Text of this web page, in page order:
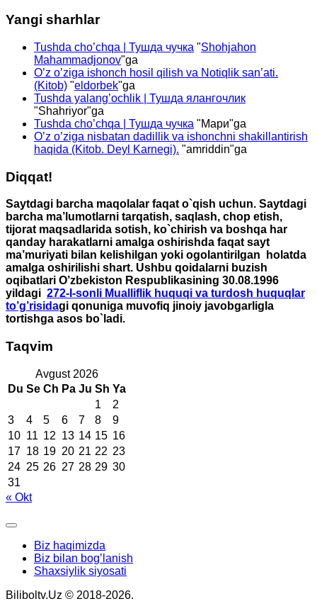
Yangi sharhlar
Tushda cho’chqa | Тушда чучка "Shohjahon
Mahammadjonov"ga
O’z o’ziga ishonch hosil qilish va Notiqlik san’ati.
(Kitob) "eldorbek"ga
Tushda yalang’ochlik | Тушда ялангочлик
"Shahriyor"ga
Tushda cho’chqa | Тушда чучка "Мари"ga
O’z o’ziga nisbatan dadillik va ishonchni shakillantirish
haqida (Kitob. Deyl Karnegi). "amriddin"ga
Diqqat!
Saytdagi barcha maqolalar faqat o`qish uchun. Saytdagi
barcha ma’lumotlarni tarqatish, saqlash, chop etish,
tijorat maqsadlarida sotish, ko`chirish va boshqa har
qanday harakatlarni amalga oshirishda faqat sayt
ma’muriyati bilan kelishilgan yoki ogolantirilgan holatda
amalga oshirilishi shart. Ushbu qoidalarni buzish
oqibatlari O’zbekiston Respublikasining 30.08.1996
yildagi 272-I-sonli Mualliflik huquqi va turdosh huquqlar
to’g’risidagi qonuniga muvofiq jinoiy javobgarligla
tortishga asos bo`ladi.
Taqvim
Avgust 2026
Du Se Ch Pa Ju Sh Ya
1
2
3
4 5 6 7 8
9
10 11 12 13 14 15 16
17 18 19 20 21 22 23
24 25 26 27 28 29 30
31
« Okt
Biz haqimizda
Biz bilan bog’lanish
Shaxsiylik siyosati
Biliboltv.Uz © 2018-2026.